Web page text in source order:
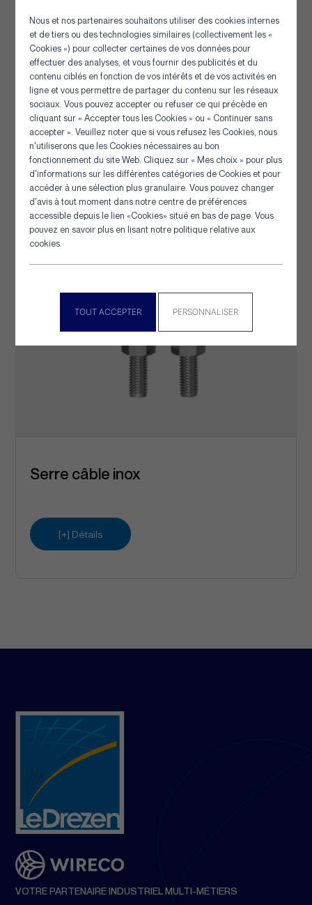
Panneau de gestion des cookies
Nous et nos partenaires souhaitons utiliser des cookies internes
et de tiers ou des technologies similaires (collectivement les «
Cookies ») pour collecter certaines de vos données pour
effectuer des analyses, et vous fournir des publicités et du
contenu ciblés en fonction de vos intérêts et de vos activités en
ligne et vous permettre de partager du contenu sur les réseaux
sociaux. Vous pouvez accepter ou refuser ce qui précède en
cliquant sur « Accepter tous les Cookies » ou « Continuer sans
accepter ». Veuillez noter que si vous refusez les Cookies, nous
n'utiliserons que les Cookies nécessaires au bon
fonctionnement du site Web. Cliquez sur « Mes choix » pour plus
d'informations sur les différentes catégories de Cookies et pour
accéder à une sélection plus granulaire. Vous pouvez changer
d'avis à tout moment dans notre centre de préférences
accessible depuis le lien «Cookies» situé en bas de page. Vous
pouvez en savoir plus en lisant notre politique relative aux
cookies.
TOUT ACCEPTER PERSONNALISER
Epissoir acier chrome
[+] Détails
Serre câble inox
[+] Détails
VOTRE PARTENAIRE INDUSTRIEL MULTI-MÉTIERS